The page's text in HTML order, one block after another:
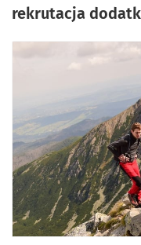
rekrutacja